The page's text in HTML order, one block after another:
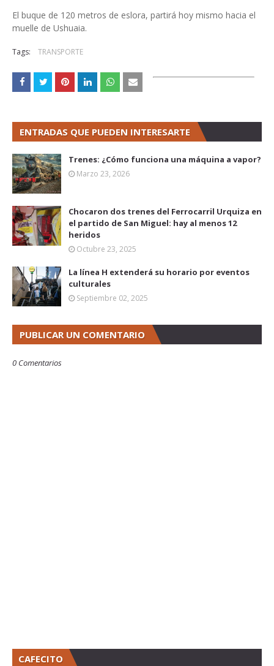
El buque de 120 metros de eslora, partirá hoy mismo hacia el
muelle de Ushuaia.
Tags: TRANSPORTE
ENTRADAS QUE PUEDEN INTERESARTE
Trenes: ¿Cómo funciona una máquina a vapor?
Marzo 23, 2026
Chocaron dos trenes del Ferrocarril Urquiza en
el partido de San Miguel: hay al menos 12
heridos
Octubre 23, 2025
La línea H extenderá su horario por eventos
culturales
Septiembre 02, 2025
PUBLICAR UN COMENTARIO
0 Comentarios
CAFECITO